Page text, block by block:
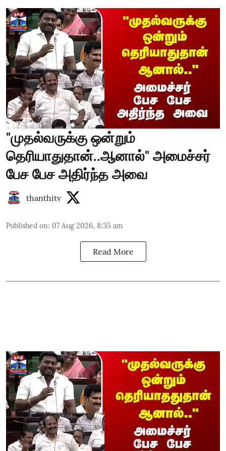
"முதல்வருக்கு ஒன்றும்
தெரியாதுதான்..ஆனால்" அமைச்சர்
பேச பேச அதிர்ந்த அவை
thanthitv
Published on: 07 Aug 2026, 8:35 am
Read More